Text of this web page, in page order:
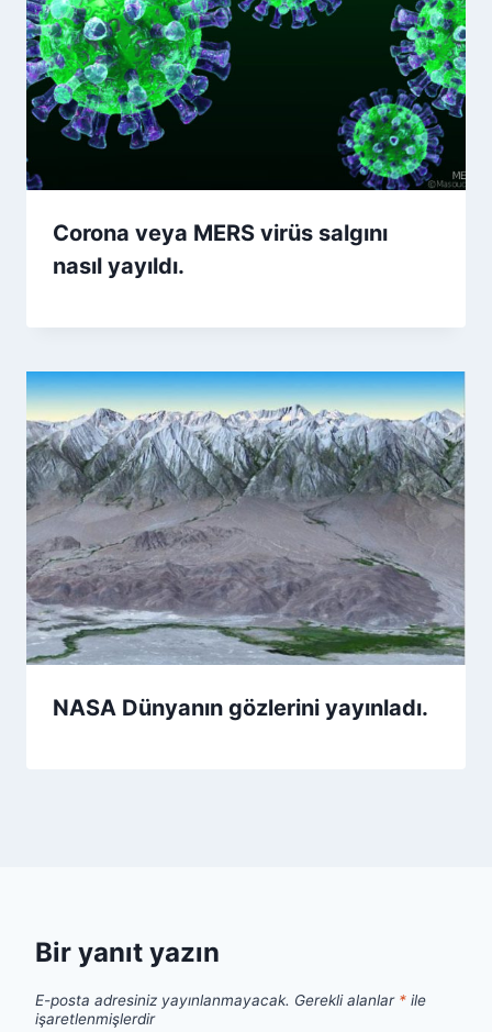
Corona veya MERS virüs salgını
nasıl yayıldı.
NASA Dünyanın gözlerini yayınladı.
Bir yanıt yazın
E-posta adresiniz yayınlanmayacak. Gerekli alanlar * ile
işaretlenmişlerdir